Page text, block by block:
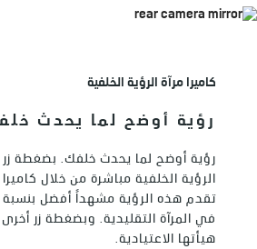
كاميرا مرآة الرؤية الخلفية
رؤية أوضح لما يحدث
رؤية أوضح لما يحدث خلفك. بضغطة
الرؤية الخلفية مباشرة من خلال
في المرآة التقليدية. وبضغطة زر أخرى
هيأتها الاعتيادية.